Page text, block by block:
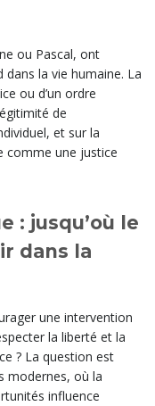
ou Pascal, ont
la vie humaine. La
ou d’un ordre
de
et sur la
comme une justice
: jusqu’où le
dans la
une intervention
la liberté et la
? La question est
modernes, où la
influence